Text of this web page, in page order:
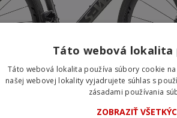
Táto webová lokalita
Táto webová lokalita používa súbory cookie
našej webovej lokality vyjadrujete súhlas s
zásadami používania
ZOBRAZIŤ